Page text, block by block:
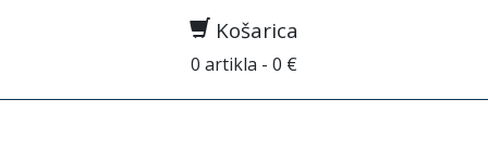
Košarica
0 artikla - 0 €